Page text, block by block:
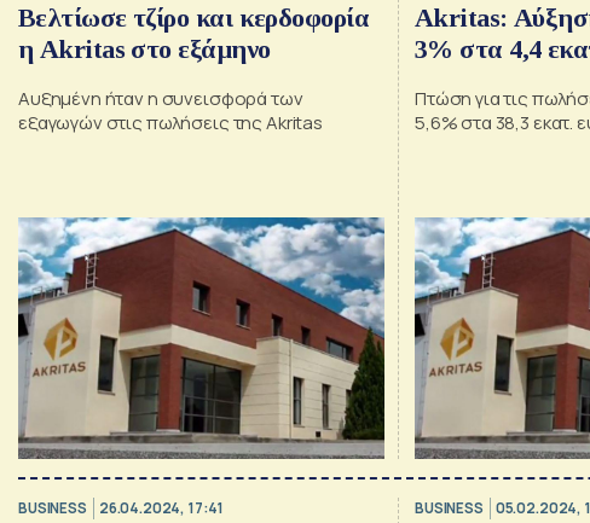
Βελτίωσε τζίρο και κερδοφορία
η Akritas στο εξάμηνο
Αυξημένη ήταν η συνεισφορά των
εξαγωγών στις πωλήσεις της Akritas
Akritas:
3% στα 4,4
Πτώση για τις
5,6% στα 38,3 εκατ.
BUSINESS 26.04.2024, 17:41 BUSINESS 05.02.2024,